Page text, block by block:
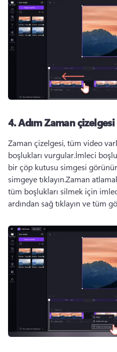
4. Adım Zaman
Zaman çizelgesi, tüm video
boşlukları vurgular.İmleci
bir çöp kutusu simgesi
simgeye tıklayın.Zaman
tüm boşlukları silmek için
ardından sağ tıklayın ve tüm